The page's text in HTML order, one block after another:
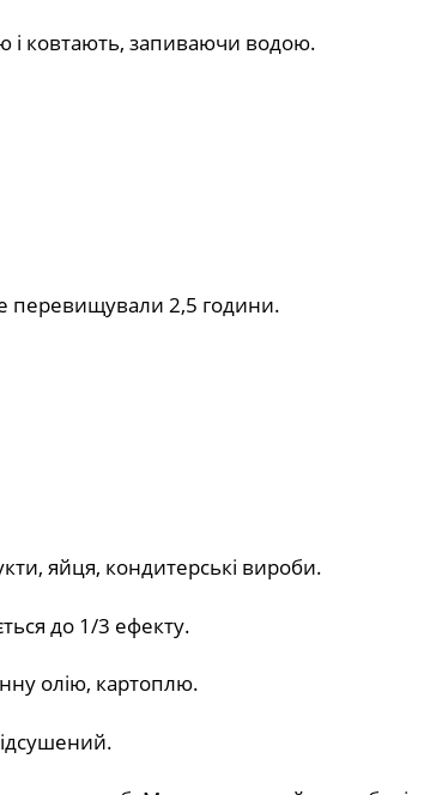
і ковтають, запиваючи водою.
перевищували 2,5 години.
яйця, кондитерські вироби.
до 1/3 ефекту.
олію, картоплю.